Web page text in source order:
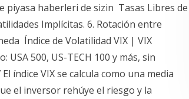
piyasa haberleri de sizin Tasas Libres de
Implícitas. 6. Rotación entre
Índice de Volatilidad VIX | VIX
USA 500, US-TECH 100 y más, sin
índice VIX se calcula como una media
el inversor rehúye el riesgo y la